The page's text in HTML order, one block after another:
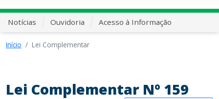
Notícias Ouvidoria Acesso à Informação
Início Lei Complementar
Lei Complementar Nº 159